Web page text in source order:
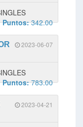
Puntos:342.00
2023-06-07
Puntos:783.00
2023-04-21